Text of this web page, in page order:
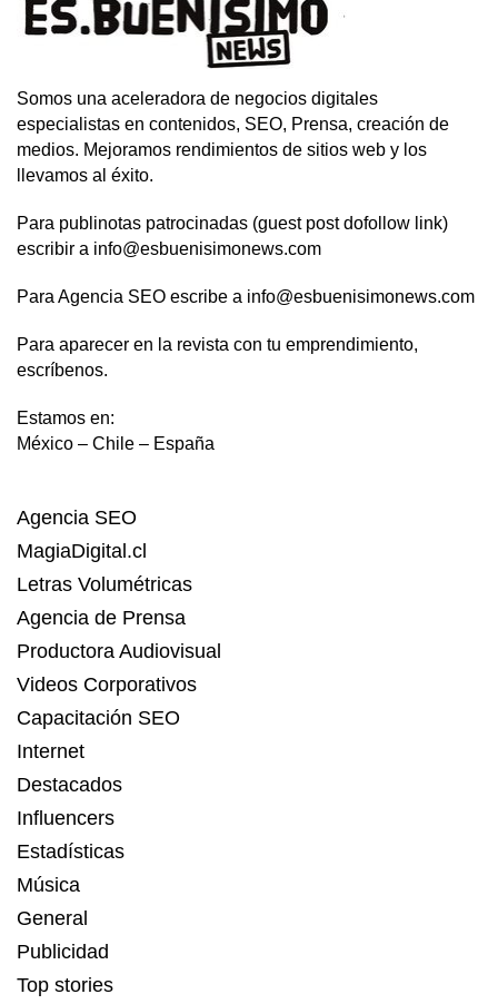
Somos una aceleradora de negocios digitales
especialistas en contenidos, SEO, Prensa, creación de
medios. Mejoramos rendimientos de sitios web y los
llevamos al éxito.
Para publinotas patrocinadas (guest post dofollow link)
escribir a info@esbuenisimonews.com
Para Agencia SEO escribe a info@esbuenisimonews.com
Para aparecer en la revista con tu emprendimiento,
escríbenos.
Estamos en:
México – Chile – España
Agencia SEO
MagiaDigital.cl
Letras Volumétricas
Agencia de Prensa
Productora Audiovisual
Videos Corporativos
Capacitación SEO
Internet
Destacados
Influencers
Estadísticas
Música
General
Publicidad
Top stories